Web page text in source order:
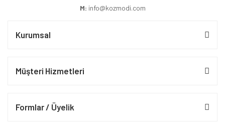
M: info@kozmodi.com
Kurumsal
Müşteri Hizmetleri
Formlar / Üyelik